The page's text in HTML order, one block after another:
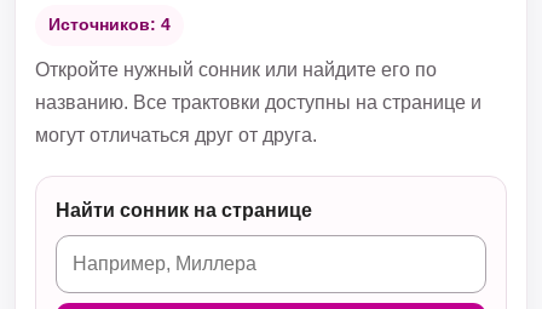
Источников: 4
Откройте нужный сонник или найдите его по
названию. Все трактовки доступны на странице и
могут отличаться друг от друга.
Найти сонник на странице